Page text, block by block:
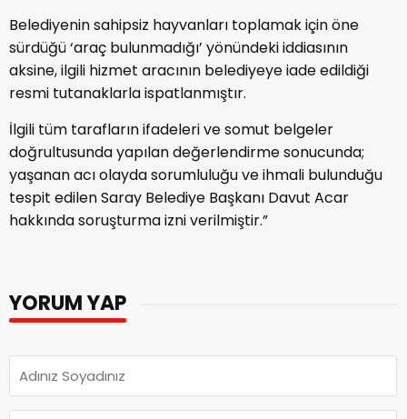
Belediyenin sahipsiz hayvanları toplamak için öne
sürdüğü ‘araç bulunmadığı’ yönündeki iddiasının
aksine, ilgili hizmet aracının belediyeye iade edildiği
resmi tutanaklarla ispatlanmıştır.
İlgili tüm tarafların ifadeleri ve somut belgeler
doğrultusunda yapılan değerlendirme sonucunda;
yaşanan acı olayda sorumluluğu ve ihmali bulunduğu
tespit edilen Saray Belediye Başkanı Davut Acar
hakkında soruşturma izni verilmiştir.”
YORUM YAP